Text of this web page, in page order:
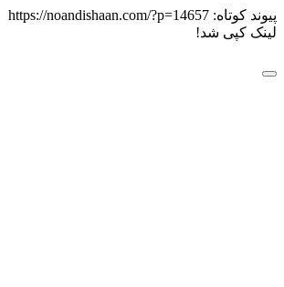
کوتاه: https://noandishaan.com/?p=14657
کپی شد!